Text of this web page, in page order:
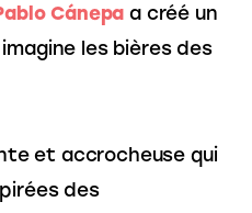
Cánepa a créé un
les bières des
et accrocheuse qui
des